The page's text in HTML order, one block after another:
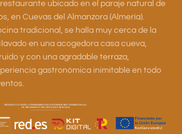
ubicado en el paraje natural de
en Cuevas del Almanzora (Almería).
tradicional, se halla muy cerca de la
en una acogedora casa cueva,
y con una agradable terraza,
gastronómica inimitable en todo